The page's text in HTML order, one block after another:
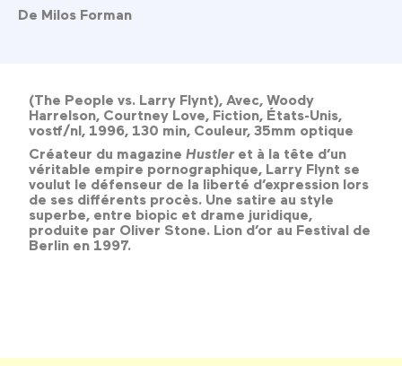
De Milos Forman
(The People vs. Larry Flynt), Avec, Woody
Harrelson, Courtney Love, Fiction, États-Unis,
vostf/nl, 1996, 130 min, Couleur, 35mm optique
Créateur du magazine Hustleret à la tête d’un
véritable empire pornographique, Larry Flynt se
voulut le défenseur de la liberté d’expression lors
de ses différents procès. Une satire au style
superbe, entre biopic et drame juridique,
produite par Oliver Stone. Lion d’or au Festival de
Berlin en 1997.